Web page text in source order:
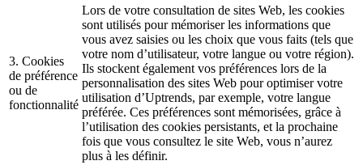
3. Cookies
de préférence
ou de
fonctionnalité
Lors de votre consultation de sites Web, les cookies
sont utilisés pour mémoriser les informations que
vous avez saisies ou les choix que vous faits (tels que
votre nom d’utilisateur, votre langue ou votre région).
Ils stockent également vos préférences lors de la
personnalisation des sites Web pour optimiser votre
utilisation d’Uptrends, par exemple, votre langue
préférée. Ces préférences sont mémorisées, grâce à
l’utilisation des cookies persistants, et la prochaine
fois que vous consultez le site Web, vous n’aurez
plus à les définir.